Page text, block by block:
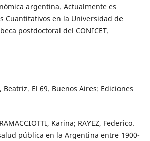
argentina. Actualmente es
Cuantitativos en la Universidad de
postdoctoral del CONICET.
Beatriz. El 69. Buenos Aires: Ediciones
Karina; RAYEZ, Federico.
pública en la Argentina entre 1900-